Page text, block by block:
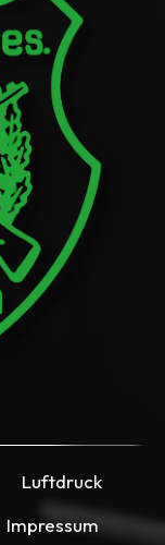
Luftdruck
Impressum